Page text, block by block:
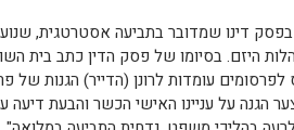
דינו שמדובר בתביעה אסטרטגית,
היזם. בסיומו של פסק הדין כתב בית
עומדות לרונן (הדייר) הגנות של
הגנה על עניינו האישי הכשר והבעת